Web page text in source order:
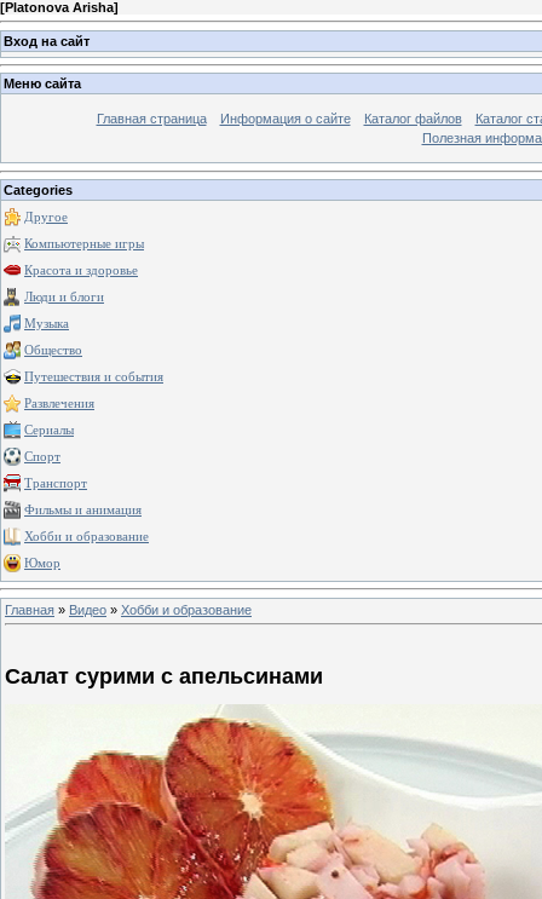
[Platonova Arisha]
Вход на сайт
Меню сайта
Главная страница Информация о сайте Каталог файлов
Каталог
Полезная
Categories
Другое
Компьютерные игры
Красота и здоровье
Люди и блоги
Музыка
Общество
Путешествия и события
Развлечения
Сериалы
Спорт
Транспорт
Фильмы и анимация
Хобби и образование
Юмор
Главная » Видео » Хобби и образование
Салат сурими с апельсинами